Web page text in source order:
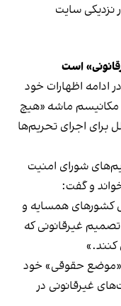
سایت
است
ادامه اظهارات خود
مکانیسم ماشه «هیچ
برای اجرای تحریم‌ها
بقایی اقدام ترکیه برای اعمال مجدد تحریم‎‌های شورای امنیت
و گفت:
کشورهای همسایه و
غیرقانونی که
کنند.»
«موضع حقوقی» خود
غیرقانونی در